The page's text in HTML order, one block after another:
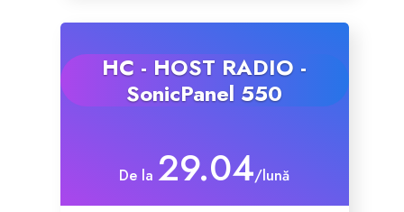
SEO Tools
Site Builder
Site & Server Monitoring
HC - HOST RADIO -
SonicPanel 550
De la 29.04/lună